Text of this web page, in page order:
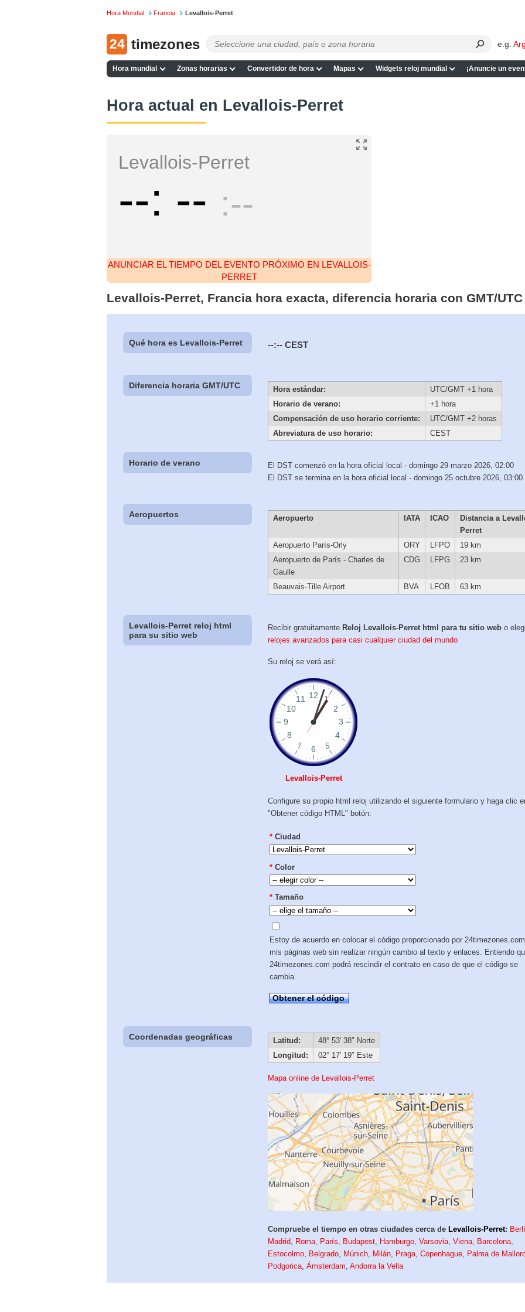
Hora Mundial Francia Levallois-Perret
24 timezones e.g.
Hora mundial Zonas horarias Convertidor de hora Mapas Widgets reloj mundial ¡Anuncie un
Hora actual en Levallois-Perret
Levallois-Perret
-- -- --
ANUNCIAR EL TIEMPO DEL EVENTO PRÓXIMO EN LEVALLOIS-
PERRET
Levallois-Perret, Francia hora exacta, diferencia horaria con GMT/
Qué hora es Levallois-Perret --:-- CEST
Diferencia horaria GMT/UTC Hora estándar:
UTC/GMT +1 hora
Horario de verano:
+1 hora
Compensación de uso horario corriente:
UTC/GMT +2 horas
Abreviatura de uso horario:
CEST
Horario de verano
El DST comenzó en la hora oficial local - domingo 29 marzo 2026, 02:00
El DST se termina en la hora oficial local - domingo 25 octubre 2026, 03:00
Aeropuertos Aeropuerto IATA ICAO
Distancia a
Perret
Aeropuerto París-Orly
ORY LFPO
19 km
Aeropuerto de París - Charles de
Gaulle
CDG LFPG 23 km
Beauvais-Tille Airport BVA LFOB 63 km
Levallois-Perret reloj html
para su sitio web
Recibir gratuitamente Reloj Levallois-Perret html para tu sitio webo
relojes avanzados para casi cualquier ciudad del mundo
Su reloj se verá así:
Levallois-Perret
Configure su propio html reloj utilizando el siguiente formulario y haga clic
"Obtener código HTML" botón:
* Ciudad
* Color
* Tamaño
Estoy de acuerdo en colocar el código proporcionado por
mis páginas web sin realizar ningún cambio al texto y enlaces. Entiendo
24timezones.com podrá rescindir el contrato en caso de que el código se
cambia.
Obtener el código
Coordenadas geográficas Latitud:
48° 53′ 38″ Norte
Longitud:
02° 17′ 19″ Este
Mapa online de Levallois-Perret
Compruebe el tiempo en otras ciudades cerca de Levallois-Perret:
Madrid, Roma, París, Budapest, Hamburgo,Varsovia,Viena, Barcelona,
Estocolmo, Belgrado, Múnich, Milán, Praga,Copenhague, Palma de
Podgorica,Ámsterdam,Andorra la Vella